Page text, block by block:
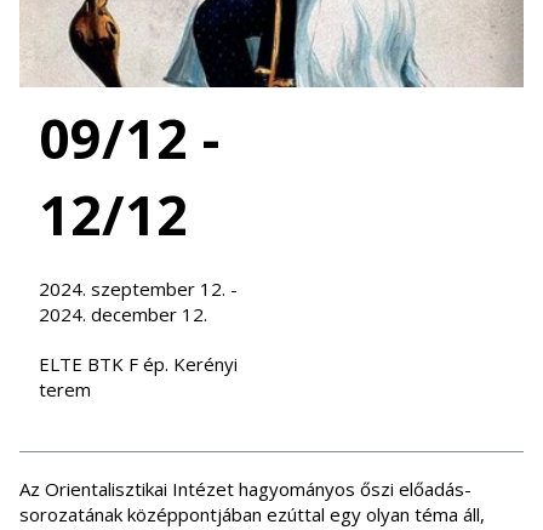
09/12 -
12/12
2024. szeptember 12. -
2024. december 12.
ELTE BTK F ép. Kerényi
terem
Az Orientalisztikai Intézet hagyományos őszi előadás-
sorozatának középpontjában ezúttal egy olyan téma áll,